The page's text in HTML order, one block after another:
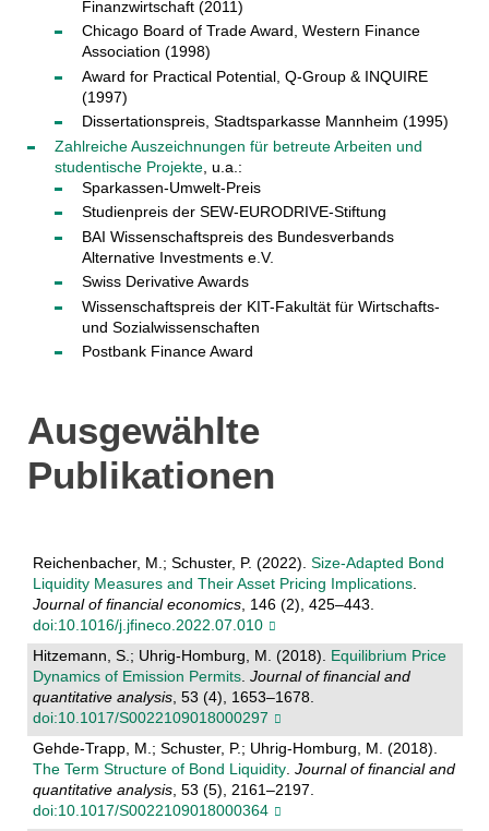
Finanzwirtschaft (2011)
Chicago Board of Trade Award, Western Finance
Association (1998)
Award for Practical Potential, Q-Group & INQUIRE
(1997)
Dissertationspreis, Stadtsparkasse Mannheim (1995)
Zahlreiche Auszeichnungen für betreute Arbeiten und
studentische Projekte, u.a.:
Sparkassen-Umwelt-Preis
Studienpreis der SEW-EURODRIVE-Stiftung
BAI Wissenschaftspreis des Bundesverbands
Alternative Investments e.V.
Swiss Derivative Awards
Wissenschaftspreis der KIT-Fakultät für Wirtschafts-
und Sozialwissenschaften
Postbank Finance Award
Ausgewählte
Publikationen
Reichenbacher, M.; Schuster, P. (2022). Size-Adapted Bond
Liquidity Measures and Their Asset Pricing Implications.
Journal of financial economics, 146 (2), 425–443.
doi:10.1016/j.jfineco.2022.07.010
Hitzemann, S.; Uhrig-Homburg, M. (2018). Equilibrium Price
Dynamics of Emission Permits. Journal of financial and
quantitative analysis, 53 (4), 1653–1678.
doi:10.1017/S0022109018000297
Gehde-Trapp, M.; Schuster, P.; Uhrig-Homburg, M. (2018).
The Term Structure of Bond Liquidity. Journal of financial and
quantitative analysis, 53 (5), 2161–2197.
doi:10.1017/S0022109018000364